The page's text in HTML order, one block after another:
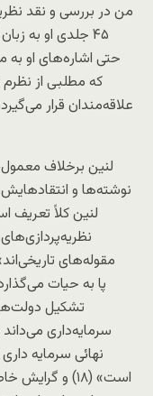
من در بررسی و نقد
۴۵ جلدی او به
حتی اشاره‌های او به
که مطلبی از نظرم
علاقه‌مندان قرار
لنين برخلاف
نوشته‌‌ها و
لنین کلاً تعريف
تشکيل
سرمايه‌داری
نهائی سرمايه
است» (۱۸) و